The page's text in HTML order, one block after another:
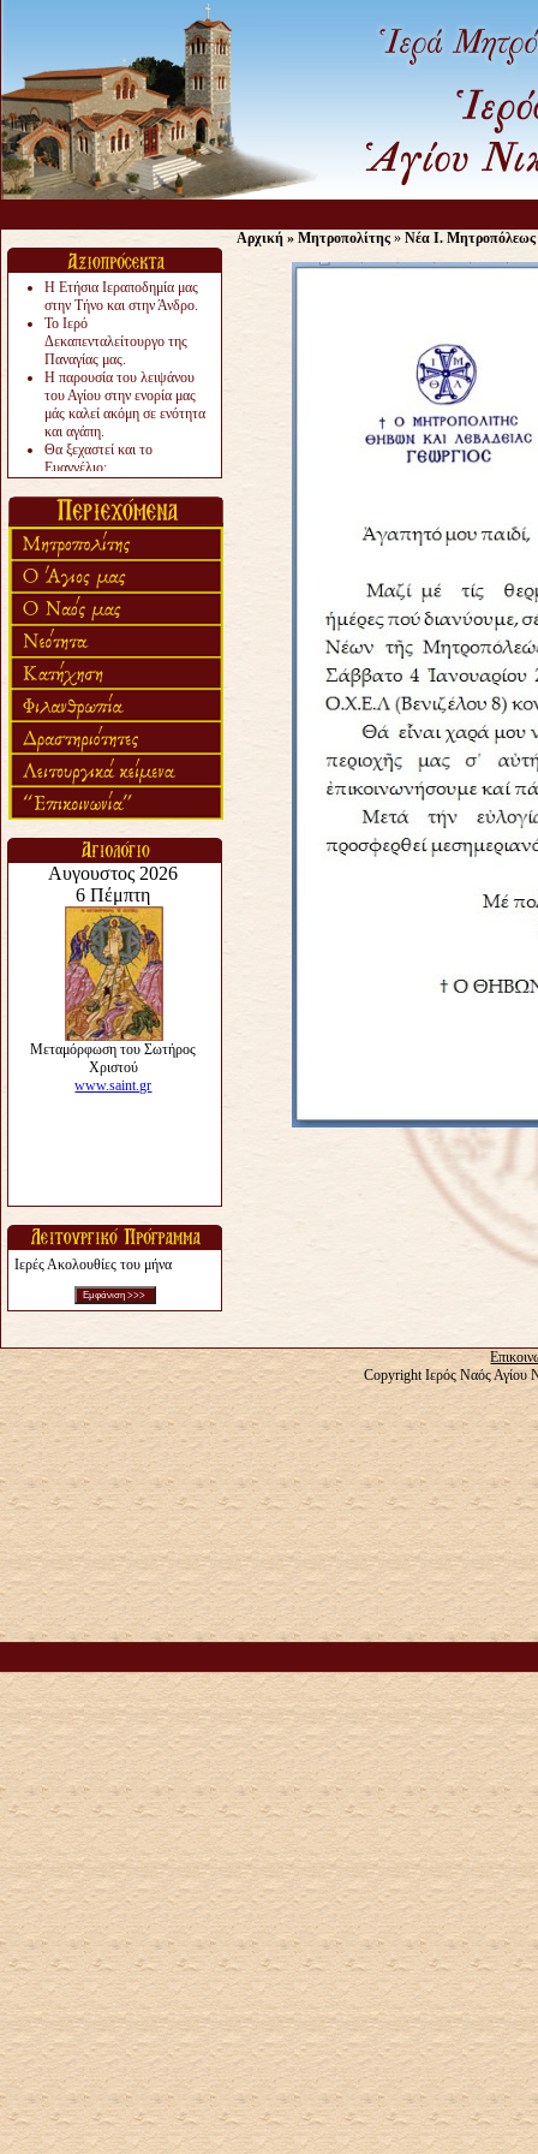
Η Ετήσια Ιεραποδημία μας
στην Τήνο και στην Άνδρο.
Το Ιερό
Δεκαπενταλείτουργο της
Παναγίας μας.
Η παρουσία του λειψάνου
του Αγίου στην ενορία μας
μάς καλεί ακόμη σε ενότητα
και αγάπη.
Θα ξεχαστεί και το
Ευαγγέλιο;
«πολύ αργά».
Ζητείται....
Ιερές Ακολουθίες του μήνα
Αρχική » Μητροπολίτης » Νέα Ι. Μητροπόλεως
Copyright Ιερός Ναός Αγίου